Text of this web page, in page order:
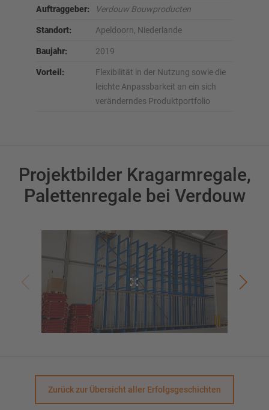
Auftraggeber: Verdouw Bouwproducten
Standort: Apeldoorn, Niederlande
Baujahr: 2019
Vorteil:
Flexibilität in der Nutzung sowie die
leichte Anpassbarkeit an ein sich
veränderndes Produktportfolio
Projektbilder Kragarmregale,
Palettenregale bei Verdouw
Zurück zur Übersicht aller Erfolgsgeschichten